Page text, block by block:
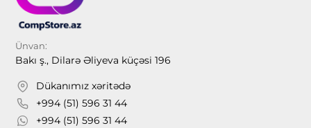
Ünvan:
Bakı ş., Dilarə Əliyeva küçəsi 196
Dükanımız xəritədə
+994 (51) 596 31 44
+994 (51) 596 31 44